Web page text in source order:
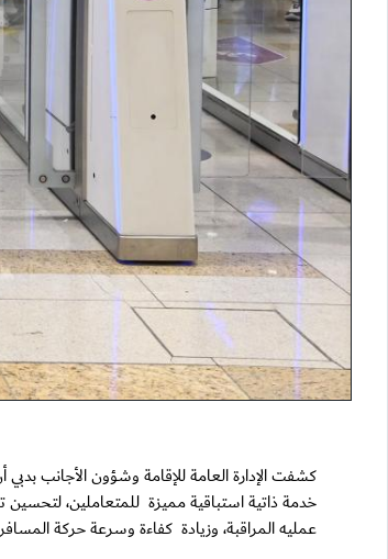
خدمة ذاتية استباقية مميزة للمتعاملين،
عمليه المراقبة، وزيادة كفاءة وسرعة حركة